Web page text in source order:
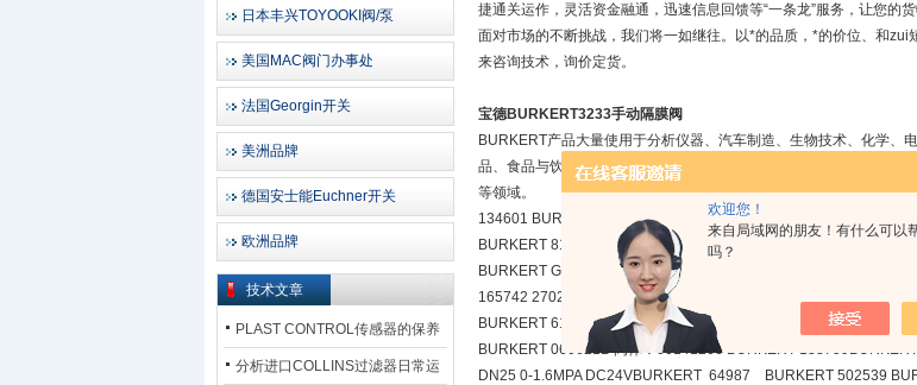
欢迎您！
来自局域网的朋友！有什么可以
吗？
日本丰兴TOYOOKI阀/泵
美国MAC阀门办事处
法国Georgin开关
美洲品牌
德国安士能Euchner开关
欧洲品牌
技术文章
PLAST CONTROL传感器的保养
方法
分析进口COLLINS过滤器日常运
捷通关运作，灵活资金融通，迅速信息回馈等“一条龙”服务，让您的货
面对市场的不断挑战，我们将一如继往。以*的品质，*的价位、和
来咨询技术，询价定货。
宝德BURKERT3233手动隔膜阀
BURKERT产品大量使用于分析仪器、汽车制造、生物技术、化学、
品、食品与饮料、啤酒工业、机械工程、医疗、医药卫生、纺织、包
等领域。
134601 BURKERT 418950BURKERT 501215 BURKERT
BURKERT 8110 BURKERT 8314 BURKERT DN150316（2650
BURKERT G1-BBURKERT 134317M G13 0.2-16bar 24VDC
165742 2702+1067 G12 BAR BURKERT 134683BURKERT
BURKERT 615157BURKERT 6213 G34 DC24 通径DN20
BURKERT 060621B 阀体：00141266 BURKERT
DN25 0-1.6MPA DC24VBURKERT 64987 BURKERT 502539